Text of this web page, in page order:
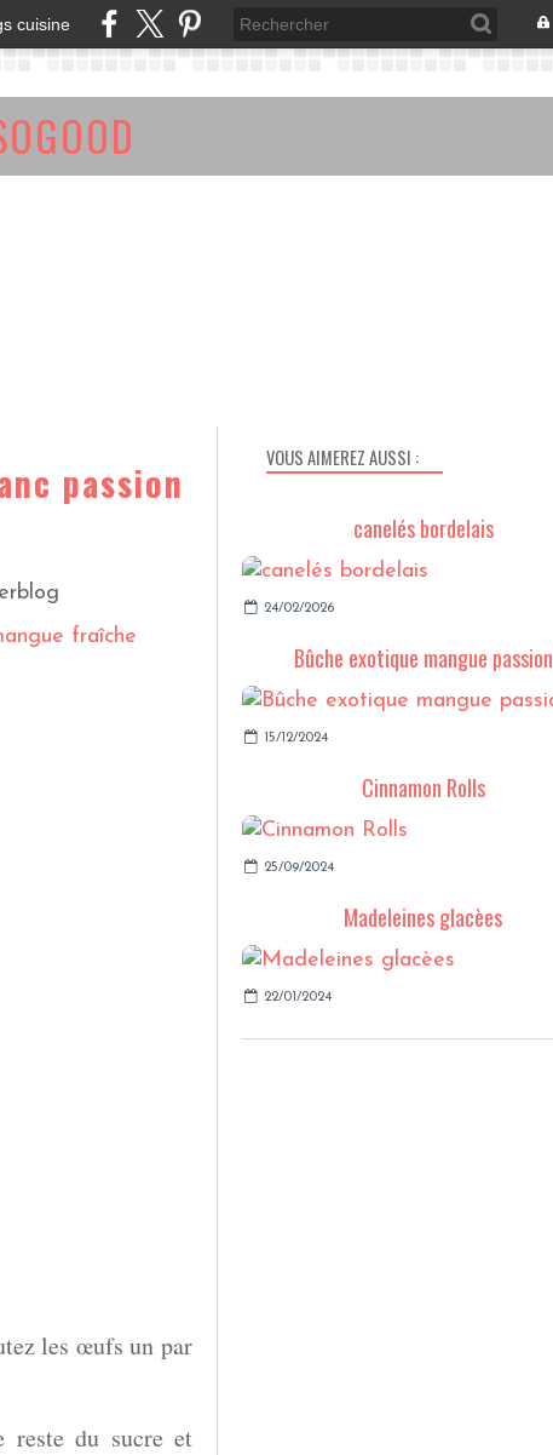
cuisine
passion
les œufs un par
reste du sucre et
VOUS AIMEREZ AUSSI :
canelés bordelais
24/02/2026
Bûche exotique mangue passion
15/12/2024
Cinnamon Rolls
25/09/2024
Madeleines glacèes
22/01/2024